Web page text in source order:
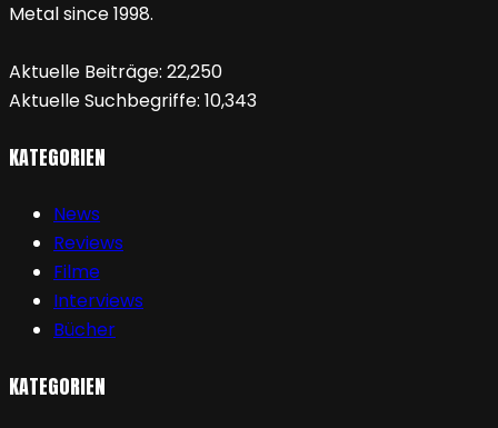
Metal since 1998.
Aktuelle Beiträge: 22,250
Aktuelle Suchbegriffe: 10,343
KATEGORIEN
News
Reviews
Filme
Interviews
Bücher
KATEGORIEN